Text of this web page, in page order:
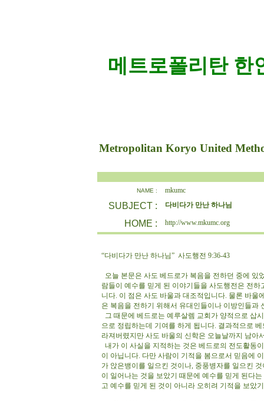
메트로폴리탄 한
Metropolitan Koryo United
NAME : mkumc
SUBJECT : 다비다가 만난 하나님
HOME : http://www.mkumc.org
“다비다가 만난 하나님” 사도행전 9:36-43
오늘 본문은 사도 베드로가 복음을 전하던 중에 있
람들이 예수를 믿게 된 이야기들을 사도행전은 전
니다. 이 점은 사도 바울과 대조적입니다. 물론 바
은 복음을 전하기 위해서 유대인들이나 이방인들
그 때문에 베드로는 예루살렘 교회가 양적으로 삽
으로 정립하는데 기여를 하게 됩니다. 결과적으로
라져버렸지만 사도 바울의 신학은 오늘날까지 남아
내가 이 사실을 지적하는 것은 베드로의 전도활동
이 아닙니다. 다만 사람이 기적을 봄으로서 믿음에
가 앉은뱅이를 일으킨 것이나, 중풍병자를 일으킨
이 일어나는 것을 보았기 때문에 예수를 믿게 된다
고 예수를 믿게 된 것이 아니라 오히려 기적을 보